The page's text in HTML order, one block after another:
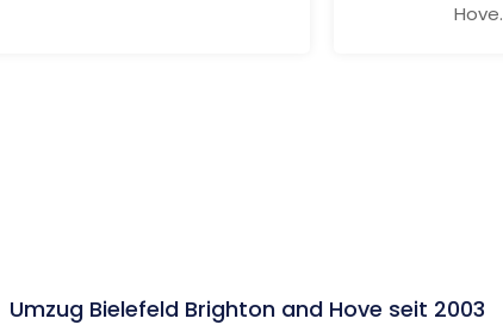
Hove.
Umzug Bielefeld Brighton and Hove seit 2003